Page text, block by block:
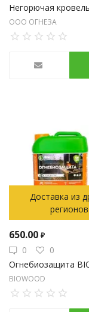
ООО ОГНЕЗА
Доставка из
регионов
650.00 ₽
0
0
BIOWOOD